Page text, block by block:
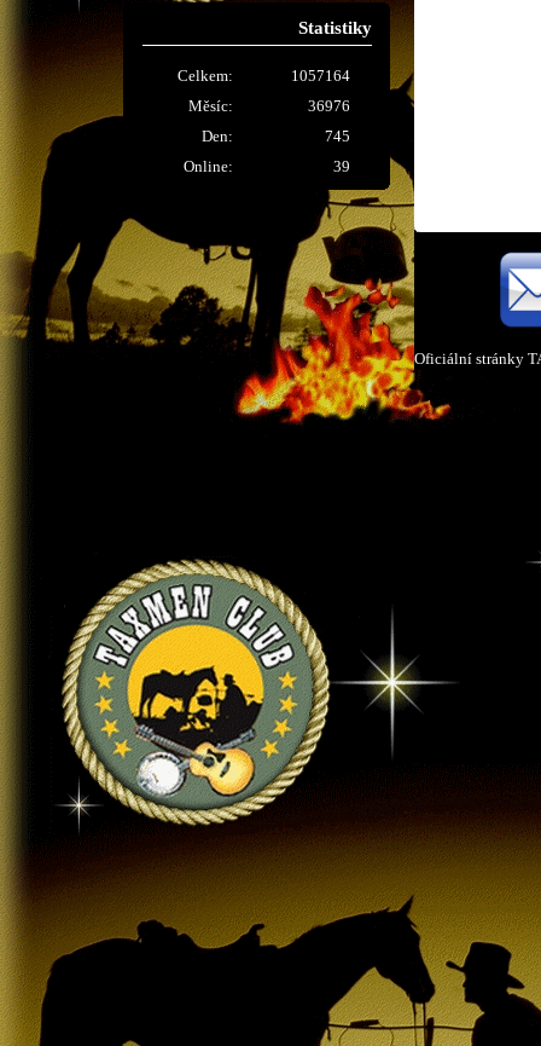
Statistiky
Online: 39
Celkem:
1057164
Měsíc:
36976
Den:
745
Oficiální stránky